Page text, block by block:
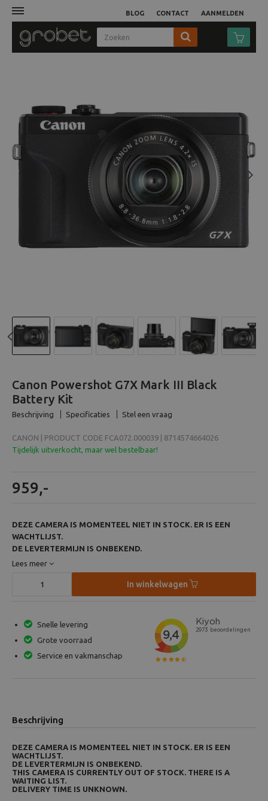
AANMELDEN
BLOG CONTACT
Objectieven
Analoog
Canon Powershot G7X Mark III Black
Battery Kit
Beschrijving Specificaties Stel een vraag
CANON | PRODUCT CODE FCA072.000039 | 8714574664026
Tijdelijk uitverkocht, maar wel bestelbaar!
959,-
DEZE CAMERA IS MOMENTEEL NIET IN STOCK. ER IS EEN
WACHTLIJST.
DE LEVERTERMIJN IS ONBEKEND.
Lees meer
In winkelwagen
Snelle levering
Grote voorraad
Service en vakmanschap
Beschrijving
DEZE CAMERA IS MOMENTEEL NIET IN STOCK. ER IS EEN
WACHTLIJST.
DE LEVERTERMIJN IS ONBEKEND.
THIS CAMERA IS CURRENTLY OUT OF STOCK. THERE IS A
WAITING LIST.
DELIVERY TIME IS UNKNOWN.